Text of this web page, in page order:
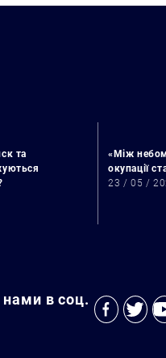
та
«Між
окупації
23 / 05 /
нами в соц.